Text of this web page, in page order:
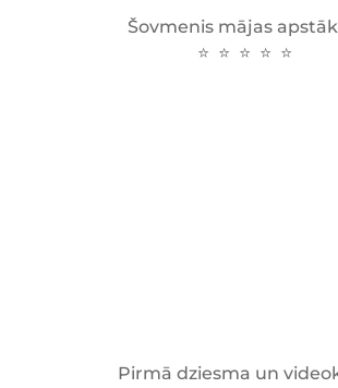
Šovmenis mājas
⭐ ⭐ ⭐ ⭐ ⭐
Pirmā dziesma un